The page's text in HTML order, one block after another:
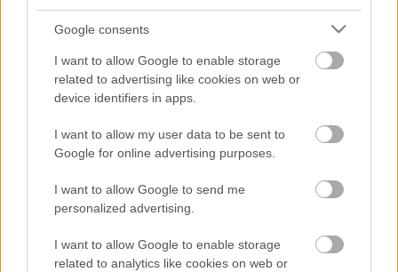
Google consents
I want to allow Google to enable storage
related to advertising like cookies on web or
device identifiers in apps.
I want to allow my user data to be sent to
Google for online advertising purposes.
I want to allow Google to send me
personalized advertising.
I want to allow Google to enable storage
related to analytics like cookies on web or
Posible alineación Getafe
Alineación:Rubén Yañez – Damián Suárez, Etxeita
(Cabaco), Djené, Nyom (Olivera) – Cucurella, Maksimovic,
Estos jugadores son baja:Víctor Mollejo (lesión
Poveda (lesión muscular), Enes Unal (lesión muscular).
musculares), Olivera (molestias musculares).